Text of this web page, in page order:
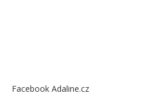
Facebook Adaline.cz